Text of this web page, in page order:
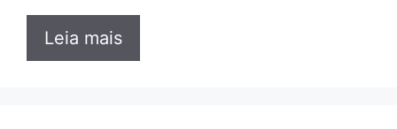
Leia mais